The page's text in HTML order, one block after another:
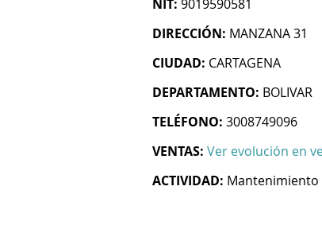
NIT: 9019590581
DIRECCIÓN: MANZANA 31
CIUDAD: CARTAGENA
DEPARTAMENTO: BOLIVAR
TELÉFONO: 3008749096
VENTAS: Ver evolución en
ACTIVIDAD: Mantenimiento